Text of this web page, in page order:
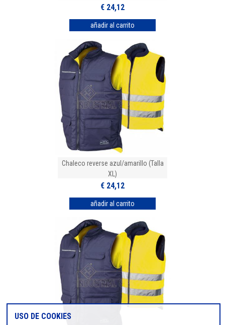
€ 24,12
Chaleco reverse azul/amarillo (Talla
XL)
€ 24,12
USO DE COOKIES